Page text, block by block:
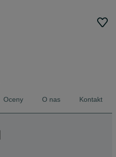
Oceny O nas Kontakt